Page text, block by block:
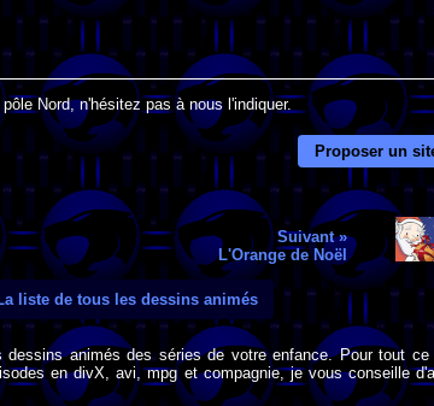
Nord, n'hésitez pas à nous l'indiquer.
Proposer un
Suivant »
L'Orange de Noël
liste de tous les dessins animés
animés des séries de votre enfance. Pour tout ce
en divX, avi, mpg et compagnie, je vous conseille